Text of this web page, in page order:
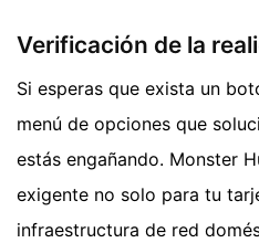
Verificación de la
Si esperas que exista un
menú de opciones que
estás engañando. Monster
exigente no solo para tu
infraestructura de red